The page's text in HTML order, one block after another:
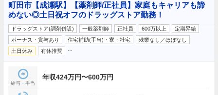
町田市【成瀬駅】【薬剤師/正社員】家庭もキャリアも諦
めない◎土日祝オフのドラッグストア勤務！
ドラッグストア(調剤併設) 一般薬剤師 正社員 600万以上
定期昇給
ボーナス・賞与あり
住宅補助(手当)・寮・社宅
残業なし／ほぼなし
土日休み
有休推奨
給与・手当
年収424万円〜600万円